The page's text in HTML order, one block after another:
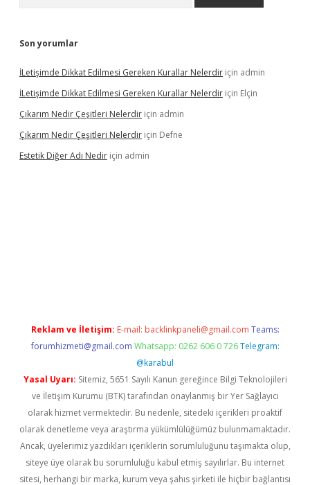
Son yorumlar
İLetişimde Dikkat Edilmesi Gereken Kurallar Nelerdir için admin
İLetişimde Dikkat Edilmesi Gereken Kurallar Nelerdir için Elçin
Çıkarım Nedir Çeşitleri Nelerdir için admin
Çıkarım Nedir Çeşitleri Nelerdir için Defne
Estetik Diğer Adı Nedir için admin
Reklam ve İletişim: E-mail: backlinkpaneli@gmail.com Teams:
forumhizmeti@gmail.com Whatsapp: 0262 606 0 726 Telegram:
@karabul
Yasal Uyarı: Sitemiz, 5651 Sayılı Kanun gereğince Bilgi Teknolojileri
ve İletişim Kurumu (BTK) tarafından onaylanmış bir Yer Sağlayıcı
olarak hizmet vermektedir. Bu nedenle, sitedeki içerikleri proaktif
olarak denetleme veya araştırma yükümlülüğümüz bulunmamaktadır.
Ancak, üyelerimiz yazdıkları içeriklerin sorumluluğunu taşımakta olup,
siteye üye olarak bu sorumluluğu kabul etmiş sayılırlar. Bu internet
sitesi, herhangi bir marka, kurum veya şahıs şirketi ile hiçbir bağlantısı